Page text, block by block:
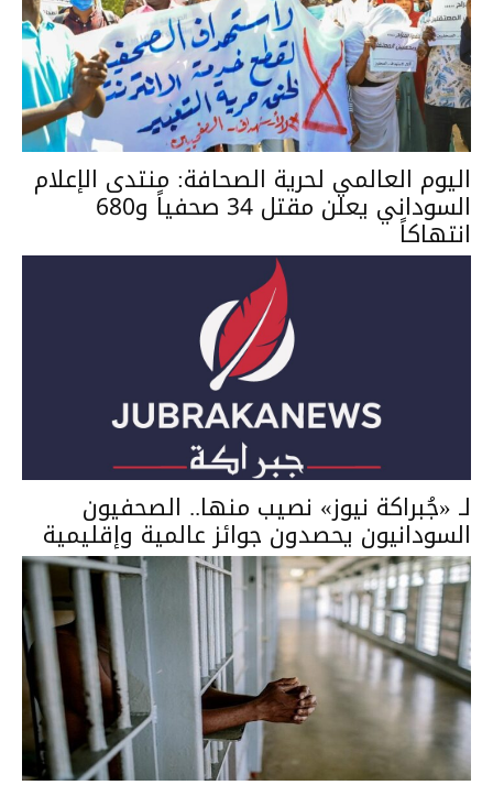
اليوم العالمي لحرية الصحافة: منتدى الإعلام
السوداني يعلن مقتل 34 صحفياً و680
انتهاكاً
لـ «جُبراكة نيوز» نصيب منها.. الصحفيون
السودانيون يحصدون جوائز عالمية وإقليمية